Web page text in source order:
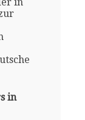
in
in